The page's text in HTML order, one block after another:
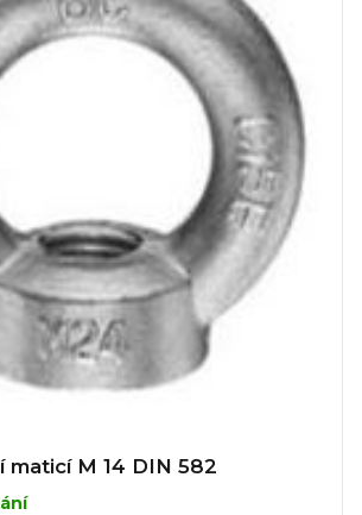
maticí M 14 DIN 582